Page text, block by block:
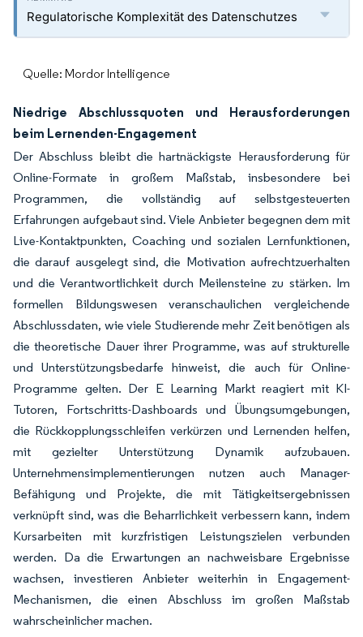
Regulatorische Komplexität des Datenschutzes
Quelle: Mordor Intelligence
Niedrige Abschlussquoten und Herausforderungen
beim Lernenden-Engagement
Der Abschluss bleibt die hartnäckigste Herausforderung für
Online-Formate in großem Maßstab, insbesondere bei
Programmen, die vollständig auf selbstgesteuerten
Erfahrungen aufgebaut sind. Viele Anbieter begegnen dem mit
Live-Kontaktpunkten, Coaching und sozialen Lernfunktionen,
die darauf ausgelegt sind, die Motivation aufrechtzuerhalten
und die Verantwortlichkeit durch Meilensteine zu stärken. Im
formellen Bildungswesen veranschaulichen vergleichende
Abschlussdaten, wie viele Studierende mehr Zeit benötigen als
die theoretische Dauer ihrer Programme, was auf strukturelle
und Unterstützungsbedarfe hinweist, die auch für Online-
Programme gelten. Der E Learning Markt reagiert mit KI-
Tutoren, Fortschritts-Dashboards und Übungsumgebungen,
die Rückkopplungsschleifen verkürzen und Lernenden helfen,
mit gezielter Unterstützung Dynamik aufzubauen.
Unternehmensimplementierungen nutzen auch Manager-
Befähigung und Projekte, die mit Tätigkeitsergebnissen
verknüpft sind, was die Beharrlichkeit verbessern kann, indem
Kursarbeiten mit kurzfristigen Leistungszielen verbunden
werden. Da die Erwartungen an nachweisbare Ergebnisse
wachsen, investieren Anbieter weiterhin in Engagement-
Mechanismen, die einen Abschluss im großen Maßstab
wahrscheinlicher machen.